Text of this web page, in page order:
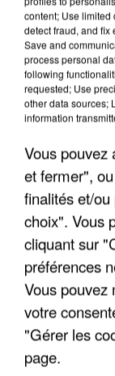
15h00
15h00
ALEX
Fever Dream
content; Use limited
detect fraud, and fix
Save and
process personal
following
requested; Use
other data sources;
information
Vous pouvez
et fermer",
finalités et/
choix". Vous
cliquant sur
préférences
Vous pouvez
votre
"Gérer les
page.